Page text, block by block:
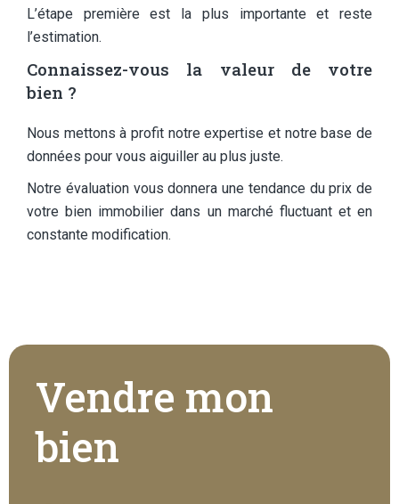
L’étape première est la plus importante et reste
l’estimation.
Connaissez-vous la valeur de votre
bien ?
Nous mettons à profit notre expertise et notre base de
données pour vous aiguiller au plus juste.
Notre évaluation vous donnera une tendance du prix de
votre bien immobilier dans un marché fluctuant et en
constante modification.
Vendre mon
bien